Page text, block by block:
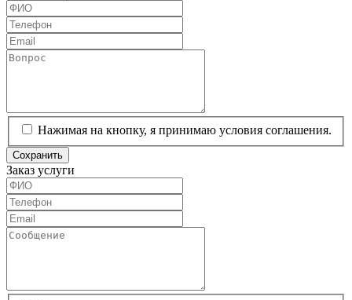
Нажимая на кнопку, я принимаю условия соглашения.
Сохранить
Заказ услуги